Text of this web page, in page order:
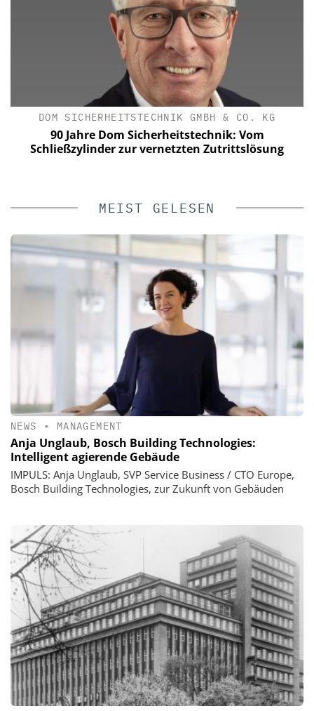
DOM SICHERHEITSTECHNIK GMBH & CO. KG
90 Jahre Dom Sicherheitstechnik: Vom
Schließzylinder zur vernetzten Zutrittslösung
MEIST GELESEN
NEWS • MANAGEMENT
Anja Unglaub, Bosch Building Technologies:
Intelligent agierende Gebäude
IMPULS: Anja Unglaub, SVP Service Business / CTO Europe,
Bosch Building Technologies, zur Zukunft von Gebäuden